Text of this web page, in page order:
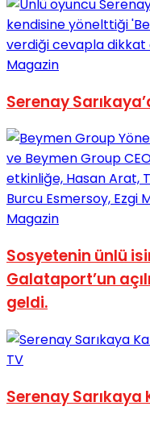
No Result
View All Result
Magazin
Serenay
Magazin
Sosyetenin ünlü
Galataport’un
geldi.
TV
Serenay Sarıkaya